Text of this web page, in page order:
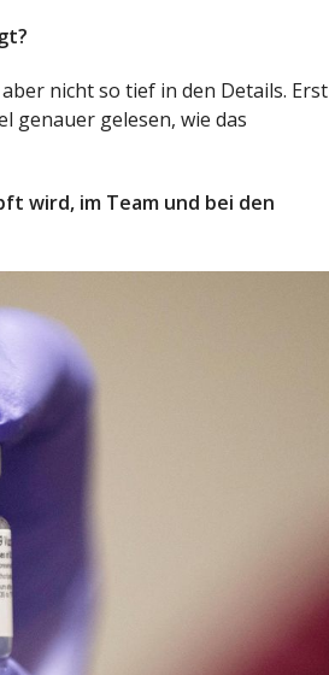
nicht so tief in den Details. Erst
genauer gelesen, wie das
wird, im Team und bei den